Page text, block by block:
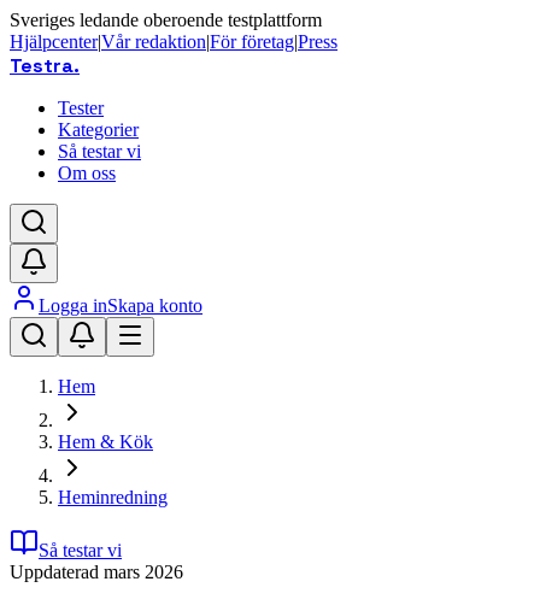
Sveriges ledande oberoende testplattform
Hjälpcenter|Vår redaktion|För företag|Press
Testra.
Tester
Kategorier
Så testar vi
Om oss
Logga inSkapa konto
Hem
Hem & Kök
Heminredning
Så testar vi
Uppdaterad mars 2026